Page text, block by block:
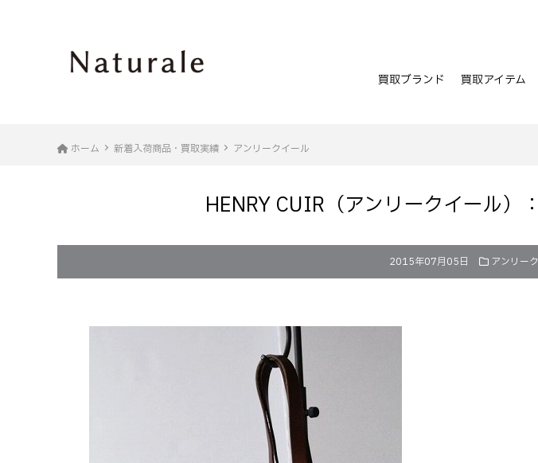
買取ブランド 買取アイテム
ホーム 新着入荷商品・買取実績 アンリークイール
HENRY CUIR（アンリークイール）
2015年07月05日 アンリー